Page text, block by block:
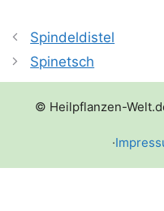
Spindeldistel
Spinetsch
© Heilpflanzen-
·